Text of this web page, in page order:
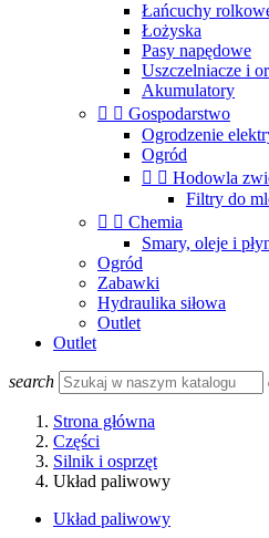
Łańcuchy
Łożyska
Pasy napędowe
Uszczelniacze i
Akumulatory
  Gospodarstwo
Ogrodzenie
Ogród
  Hodowla
Filtry do
  Chemia
Smary, oleje i
Ogród
Zabawki
Hydraulika siłowa
Outlet
Outlet
search
Strona główna
Części
Silnik i osprzęt
Układ paliwowy
Układ paliwowy